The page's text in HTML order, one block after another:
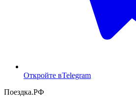
Откройте вTelegram
Поездка.РФ